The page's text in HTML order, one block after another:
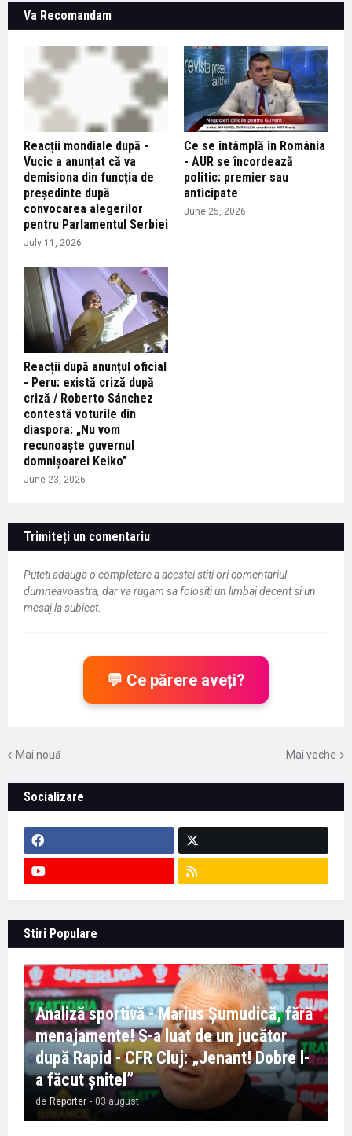
Va Recomandam
Reacții mondiale după -
Vucic a anunțat că va
demisiona din funcția de
președinte după
convocarea alegerilor
pentru Parlamentul Serbiei
July 11, 2026
Ce se întâmplă în România
- AUR se încordează
politic: premier sau
anticipate
June 25, 2026
Reacții după anunțul oficial
- Peru: există criză după
criză / Roberto Sánchez
contestă voturile din
diaspora: „Nu vom
recunoaște guvernul
domnișoarei Keiko”
June 23, 2026
Trimiteți un comentariu
Puteti adauga o completare a acestei stiti ori comentariul
dumneavoastra, dar va rugam sa folositi un limbaj decent si un
mesaj la subiect.
💬 Ce părere aveți?
Mai nouă Mai veche
Socializare
Stiri Populare
Analiză sportivă - Marius Șumudică, fără
menajamente! S-a luat de un jucător
după Rapid - CFR Cluj: „Jenant! Dobre l-
a făcut șnitel”
de Reporter - 03 august